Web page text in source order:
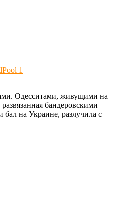
1
Одесситами, живущими на
бандеровскими
на Украине, разлучила с